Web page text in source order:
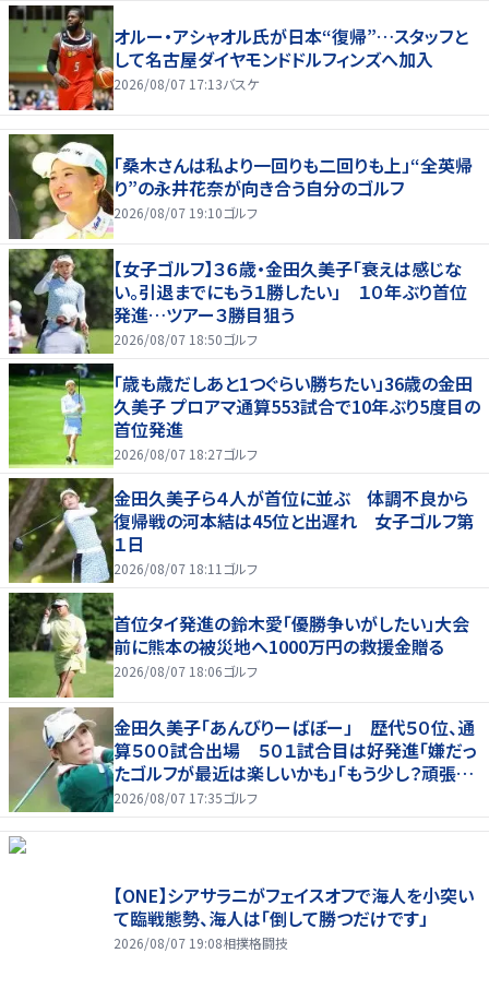
オルー・アシャオル氏が日本“復帰”…スタッフと
して名古屋ダイヤモンドドルフィンズへ加入
2026/08/07 17:13バスケ
「桑木さんは私より一回りも二回りも上」“全英帰
り”の永井花奈が向き合う自分のゴルフ
2026/08/07 19:10ゴルフ
【女子ゴルフ】３６歳・金田久美子「衰えは感じな
い。引退までにもう１勝したい」 １０年ぶり首位
発進…ツアー３勝目狙う
2026/08/07 18:50ゴルフ
「歳も歳だしあと1つぐらい勝ちたい」36歳の金田
久美子 プロアマ通算553試合で10年ぶり5度目の
首位発進
2026/08/07 18:27ゴルフ
金田久美子ら４人が首位に並ぶ 体調不良から
復帰戦の河本結は45位と出遅れ 女子ゴルフ第
１日
2026/08/07 18:11 ゴルフ
首位タイ発進の鈴木愛「優勝争いがしたい」大会
前に熊本の被災地へ1000万円の救援金贈る
2026/08/07 18:06ゴルフ
金田久美子「あんびりーばぼー」 歴代５０位、通
算５００試合出場 ５０１試合目は好発進「嫌だっ
たゴルフが最近は楽しいかも」「もう少し？頑張り
たいな」
2026/08/07 17:35ゴルフ
【ONE】シアサラニがフェイスオフで海人を小突い
て臨戦態勢、海人は「倒して勝つだけです」
2026/08/07 19:08相撲格闘技